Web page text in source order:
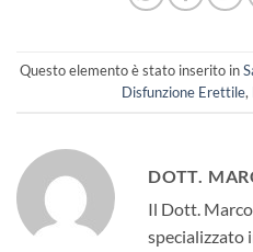
Questo elemento è stato inserito in
Disfunzione Erettile,
DOTT.
Il Dott.
specializzato